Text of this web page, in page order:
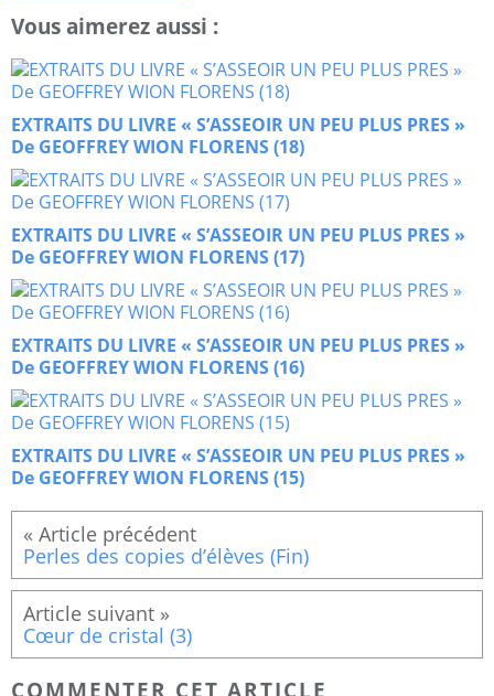
Vous aimerez aussi :
EXTRAITS DU LIVRE « S’ASSEOIR UN PEU PLUS PRES »
De GEOFFREY WION FLORENS (18)
EXTRAITS DU LIVRE « S’ASSEOIR UN PEU PLUS PRES »
De GEOFFREY WION FLORENS (17)
EXTRAITS DU LIVRE « S’ASSEOIR UN PEU PLUS PRES »
De GEOFFREY WION FLORENS (16)
EXTRAITS DU LIVRE « S’ASSEOIR UN PEU PLUS PRES »
De GEOFFREY WION FLORENS (15)
Perles des copies d’élèves (Fin)
Cœur de cristal (3)
COMMENTER CET ARTICLE